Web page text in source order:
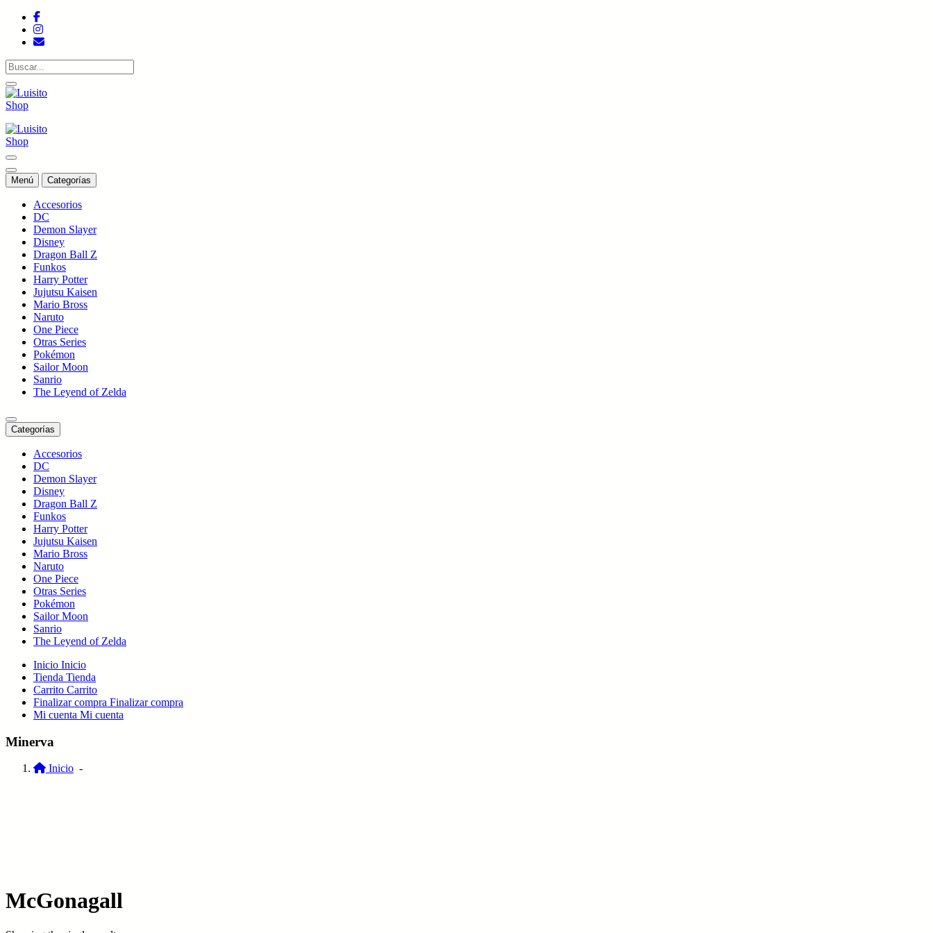
Saltar
contenido
Tienda de colecciones
Menú Categorías
Accesorios
DC
Demon Slayer
Disney
Dragon Ball Z
Funkos
Harry Potter
Jujutsu Kaisen
Mario Bross
Naruto
One Piece
Otras Series
Pokémon
Sailor Moon
Sanrio
The Leyend of Zelda
Categorías
Accesorios
DC
Demon Slayer
Disney
Dragon Ball Z
Funkos
Harry Potter
Jujutsu Kaisen
Mario Bross
Naruto
One Piece
Otras Series
Pokémon
Sailor Moon
Sanrio
The Leyend of Zelda
Inicio Inicio
Tienda Tienda
Carrito Carrito
Finalizar compra Finalizar compra
Mi cuenta Mi cuenta
Minerva
Inicio -
McGonagall